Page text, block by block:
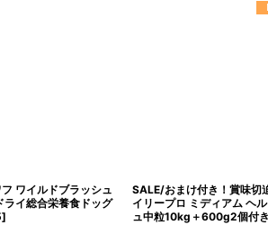
・トライバル フレッ
犬用ドライ ドッグフ
最短賞味2027.4.9・エン
ト小粒 12kg肥満/高齢犬用
規品em31125 [em31125]